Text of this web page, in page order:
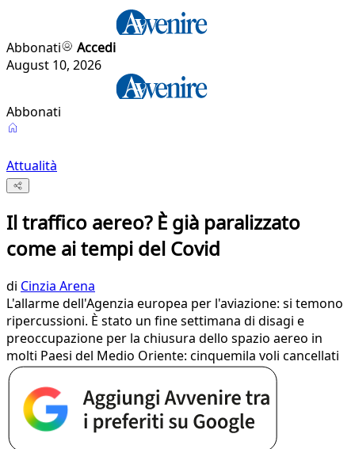
Abbonati
Accedi
August 10, 2026
Abbonati
Attualità
Il traffico aereo? È già paralizzato
come ai tempi del Covid
di Cinzia Arena
L'allarme dell'Agenzia europea per l'aviazione: si temono
ripercussioni. È stato un fine settimana di disagi e
preoccupazione per la chiusura dello spazio aereo in
molti Paesi del Medio Oriente: cinquemila voli cancellati